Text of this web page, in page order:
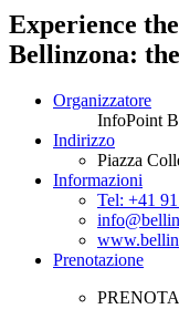
Experience
Bellinzona:
Organizzatore
InfoPoint
Indirizzo
Piazza
Informazioni
Tel: +41
Prenotazione